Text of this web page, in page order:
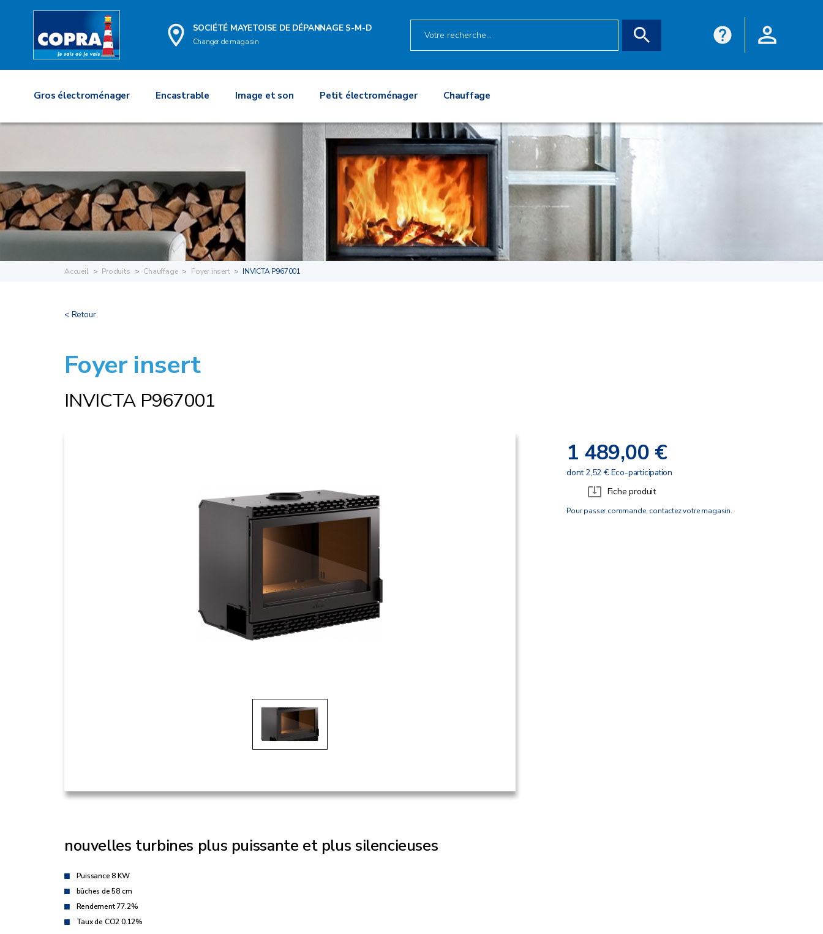
SOCIÉTÉ MAYETOISE DE DÉPANNAGE S-M-D
Changer de magasin
Gros électroménager Encastrable Image et son Petit électroménager Chauffage
Accueil Produits Chauffage Foyer insert INVICTA P967001
< Retour
Foyer insert
INVICTA P967001
1 489,00 €
dont 2,52 € Eco-participation
Fiche produit
Pour passer commande, contactez votre magasin.
nouvelles turbines plus puissante et plus silencieuses
Puissance 8 KW
bûches de 58 cm
Rendement 77.2%
Taux de CO2 0.12%